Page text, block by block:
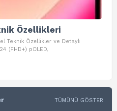
Özellikleri
Teknik Özellikler ve Detaylı
(FHD+) pOLED,
TÜMÜNÜ GÖSTER